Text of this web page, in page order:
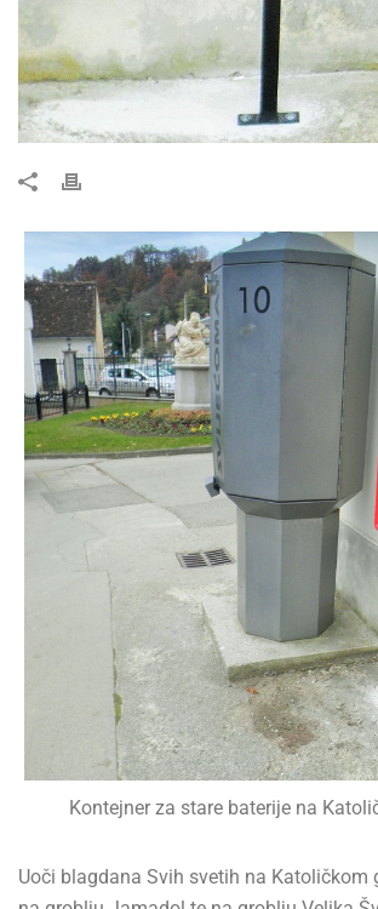
Kontejner za stare baterije na
Uoči blagdana Svih svetih na Katoličkom